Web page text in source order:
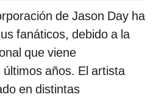
de Jason Day ha
fanáticos, debido a la
que viene
años. El artista
en distintas